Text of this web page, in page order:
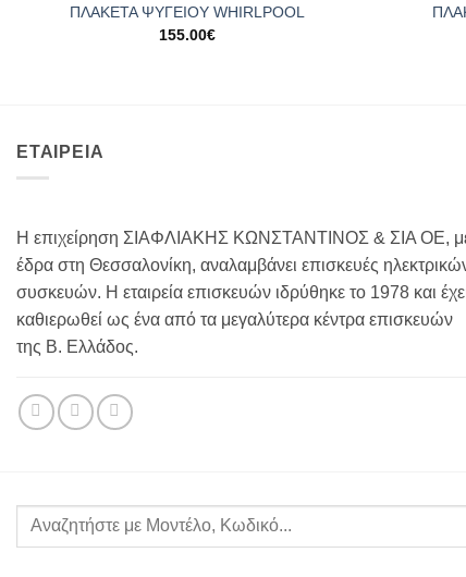
ΠΛΑΚΕΤΑ ΨΥΓΕΙΟΥ WHIRLPOOL
155.00€
ΕΤΑΙΡΕΙΑ
Η επιχείρηση ΣΙΑΦΛΙΑΚΗΣ ΚΩΝΣΤΑΝΤΙΝΟΣ & ΣΙΑ ΟΕ,
έδρα στη Θεσσαλονίκη, αναλαμβάνει επισκευές
συσκευών. Η εταιρεία επισκευών ιδρύθηκε το 1978 και
καθιερωθεί ως ένα από τα μεγαλύτερα κέντρα επισκευών
της Β. Ελλάδος.